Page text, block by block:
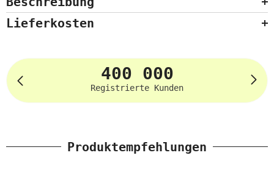
Lieferkosten
400 000
Registrierte Kunden
Produktempfehlungen